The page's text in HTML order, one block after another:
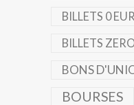
BILLETS 0
BILLETS
BONS
BOURSES